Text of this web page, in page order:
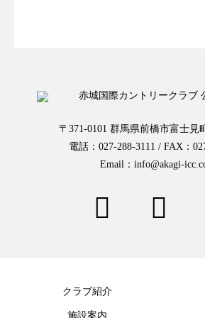
〒371-0101 群馬県前橋市富士見
電話：027-288-3111 / FAX：
Email：info@akagi-
クラブ紹介
施設案内